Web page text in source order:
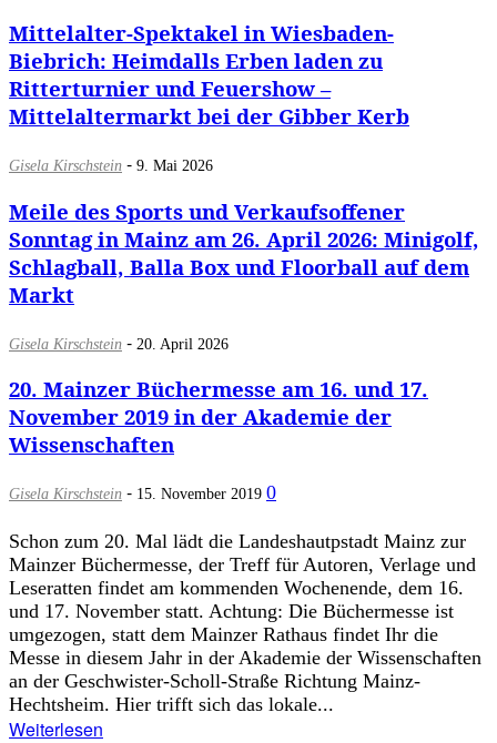
Mittelalter-Spektakel in Wiesbaden-
Biebrich: Heimdalls Erben laden zu
Ritterturnier und Feuershow –
Mittelaltermarkt bei der Gibber Kerb
Gisela Kirschstein - 9. Mai 2026
Meile des Sports und Verkaufsoffener
Sonntag in Mainz am 26. April 2026: Minigolf,
Schlagball, Balla Box und Floorball auf dem
Markt
Gisela Kirschstein - 20. April 2026
20. Mainzer Büchermesse am 16. und 17.
November 2019 in der Akademie der
Wissenschaften
Gisela Kirschstein - 15. November 2019 0
Schon zum 20. Mal lädt die Landeshautpstadt Mainz zur
Mainzer Büchermesse, der Treff für Autoren, Verlage und
Leseratten findet am kommenden Wochenende, dem 16.
und 17. November statt. Achtung: Die Büchermesse ist
umgezogen, statt dem Mainzer Rathaus findet Ihr die
Messe in diesem Jahr in der Akademie der Wissenschaften
an der Geschwister-Scholl-Straße Richtung Mainz-
Hechtsheim. Hier trifft sich das lokale...
Weiterlesen